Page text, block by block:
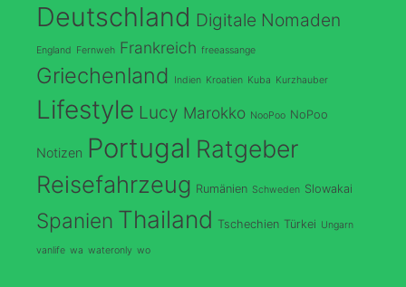
Deutschland Digitale Nomaden
England Fernweh Frankreich freeassange
Griechenland Indien Kroatien Kuba Kurzhauber
Lifestyle Lucy Marokko NooPoo NoPoo
Notizen Portugal Ratgeber
Reisefahrzeug Rumänien Schweden Slowakai
Spanien Thailand Tschechien Türkei Ungarn
vanlife wa wateronly wo